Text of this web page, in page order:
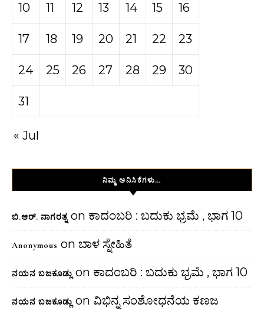
10 11 12 13 14 15 16
17 18 19 20 21 22 23
24 25 26 27 28 29 30
31
« Jul
ನಿಮ್ಮ ಅನಿಸಿಕೆಗಳು…
ಬಿ.ಆರ್. ನಾಗರತ್ನ on ಕಾದಂಬರಿ : ಬದುಕು ಭ್ರಮೆ , ಭಾಗ 10
Anonymous on ಬಾಳ ಸ್ನೇಹಿತೆ
ನಯನ ಬಜಕೂಡ್ಲು on ಕಾದಂಬರಿ : ಬದುಕು ಭ್ರಮೆ , ಭಾಗ 10
ನಯನ ಬಜಕೂಡ್ಲು on ವಿಭಿನ್ನ ಸಂಶೋಧನೆಯ ಕಣಜ